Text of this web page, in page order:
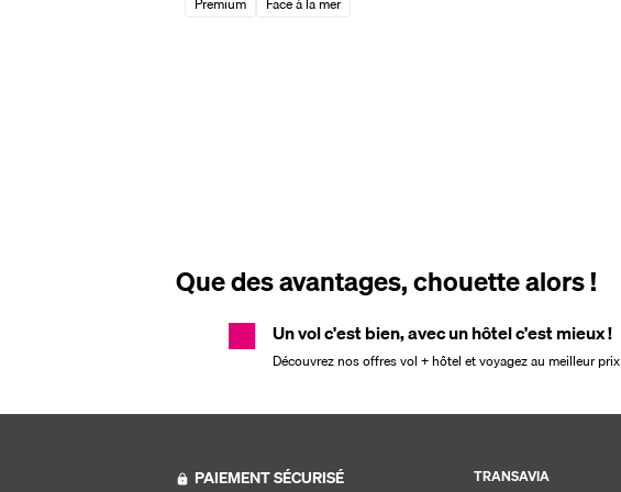
Que des avantages, chouette alors !
Un vol c'est bien, avec un hôtel c'est mieux !
Découvrez nos offres vol + hôtel et voyagez au meilleur prix
PAIEMENT SÉCURISÉ TRANSAVIA